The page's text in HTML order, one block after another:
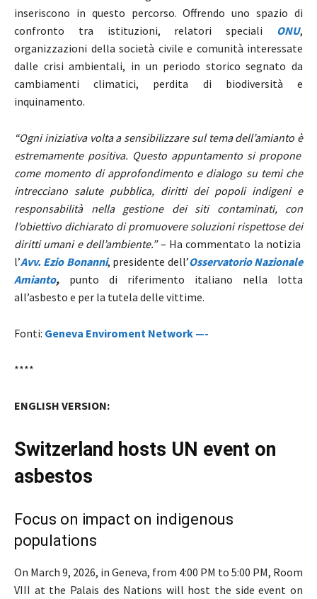
inseriscono in questo percorso. Offrendo uno spazio di
confronto tra istituzioni, relatori speciali ONU,
organizzazioni della società civile e comunità interessate
dalle crisi ambientali, in un periodo storico segnato da
cambiamenti climatici, perdita di biodiversità e
inquinamento.
“Ogni iniziativa volta a sensibilizzare sul tema dell’amianto è
estremamente positiva. Questo appuntamento si propone
come momento di approfondimento e dialogo su temi che
intrecciano salute pubblica, diritti dei popoli indigeni e
responsabilità nella gestione dei siti contaminati, con
l’obiettivo dichiarato di promuovere soluzioni rispettose dei
diritti umani e dell’ambiente.”– Ha commentato la notizia
l’Avv. Ezio Bonanni, presidente dell’Osservatorio Nazionale
Amianto, punto di riferimento italiano nella lotta
all’asbesto e per la tutela delle vittime.
Fonti: Geneva Enviroment Network —-
****
ENGLISH VERSION:
Switzerland hosts UN event on
asbestos
Focus on impact on indigenous
populations
On March 9, 2026, in Geneva, from 4:00 PM to 5:00 PM, Room
VIII at the Palais des Nations will host the side event on